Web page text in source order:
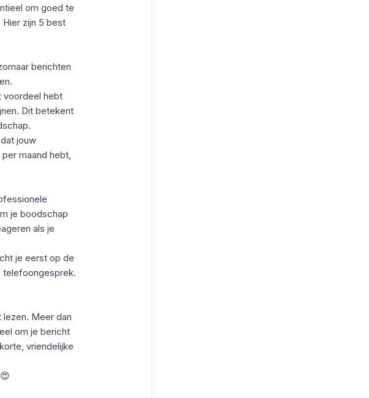
om goed te
zijn 5 best
berichten
.
voordeel hebt
Dit betekent
jouw
per maand hebt,
je boodschap
als je
je eerst op de
telefoongesprek.
lezen. Meer dan
om je bericht
vriendelijke